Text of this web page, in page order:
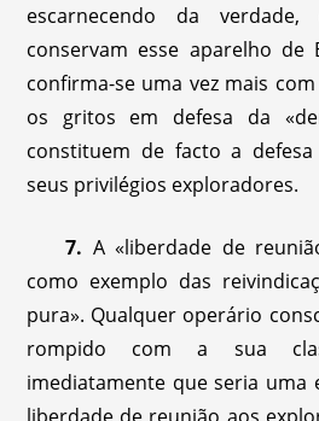
escarnecendo da verdade,
conservam esse aparelho de
confirma-se uma vez mais
os gritos em defesa da
constituem de facto a
seus privilégios exploradores.
7. A «liberdade de
como exemplo das
pura». Qualquer operário
rompido com a sua
imediatamente que seria uma